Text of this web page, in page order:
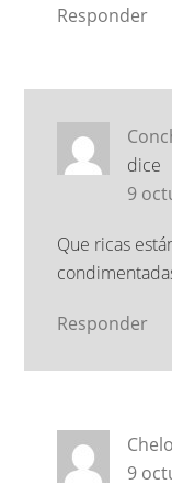
Responder
dice
9
Que ricas
Responder
9